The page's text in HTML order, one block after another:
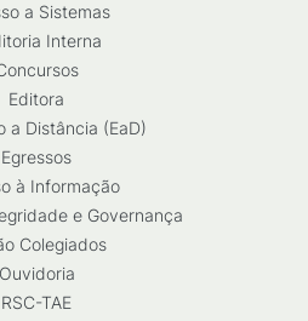
a Sistemas
Interna
Editora
a Distância (EaD)
Egressos
à Informação
e Governança
Colegiados
Ouvidoria
RSC-TAE